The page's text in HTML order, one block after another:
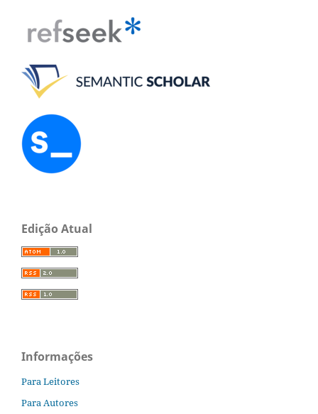
Edição Atual
Informações
Para Leitores
Para Autores